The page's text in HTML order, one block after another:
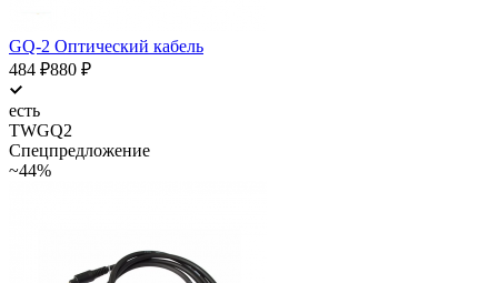
GQ-2 Оптический кабель
484 ₽880 ₽
есть
TWGQ2
Спецпредложение
~44%